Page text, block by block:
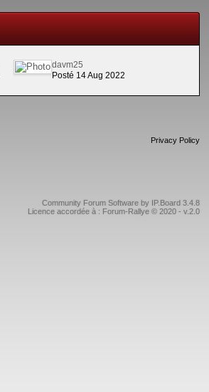
davm25
Posté 14 Aug 2022
Privacy Policy
Community Forum Software by IP.Board 3.4.8
Licence accordée à : Forum-Rallye © 2020 - v.2.0